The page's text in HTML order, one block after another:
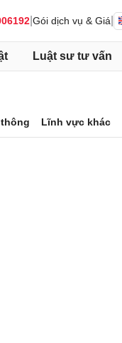
Gói dịch vụ & Giá
Luật sư tư vấn
Lĩnh vực khác